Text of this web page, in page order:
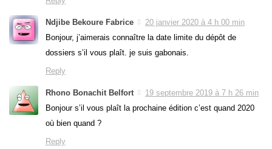
Ndjibe Bekoure Fabrice
20 janvier 2020 à 4 h 00 min
Bonjour, j’aimerais connaître la date limite du dépôt de
dossiers s’il vous plaît. je suis gabonais.
Reply
Rhono Bonachit Belfort
19 septembre 2019 à 7 h 26 min
Bonjour s’il vous plaît la prochaine édition c’est quand 2020
où bien quand ?
Reply